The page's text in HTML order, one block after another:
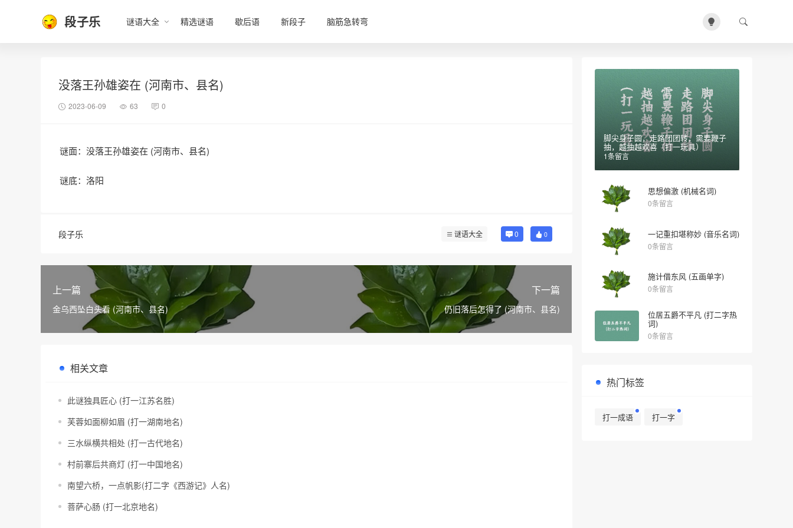
段子乐 谜语大全 精选谜语 歇后语 新段子 脑筋急转弯
没落王孙雄姿在 (河南市、县名)
2023-06-09 63 0
谜面：没落王孙雄姿在 (河南市、县名)
谜底：洛阳
段子乐 谜语大全 0 0
上一篇
金乌西坠白头看 (河南市、县名)
下一篇
仍旧落后怎得了 (河南市、县名)
相关文章
此谜独具匠心 (打一江苏名胜)
芙蓉如面柳如眉 (打一湖南地名)
三水纵横共相处 (打一古代地名)
村前寨后共商灯 (打一中国地名)
南望六桥，一点帆影(打二字《西游记》人名)
菩萨心肠 (打一北京地名)
脚尖身子圆，走路团团转，需要鞭子
抽，越抽越欢喜（打一玩具）
1条留言
思想偏激 (机械名词)
0条留言
一记重扣堪称妙 (音乐名词)
0条留言
施计借东风 (五画单字)
0条留言
位居五爵不平凡 (打二字热
词)
0条留言
热门标签
打一成语 打一字